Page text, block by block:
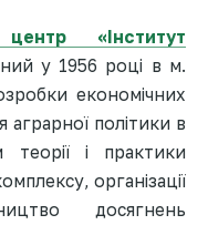
«Інститут
у 1956 році в м.
економічних
аграрної політики в
теорії і практики
організації
досягнень